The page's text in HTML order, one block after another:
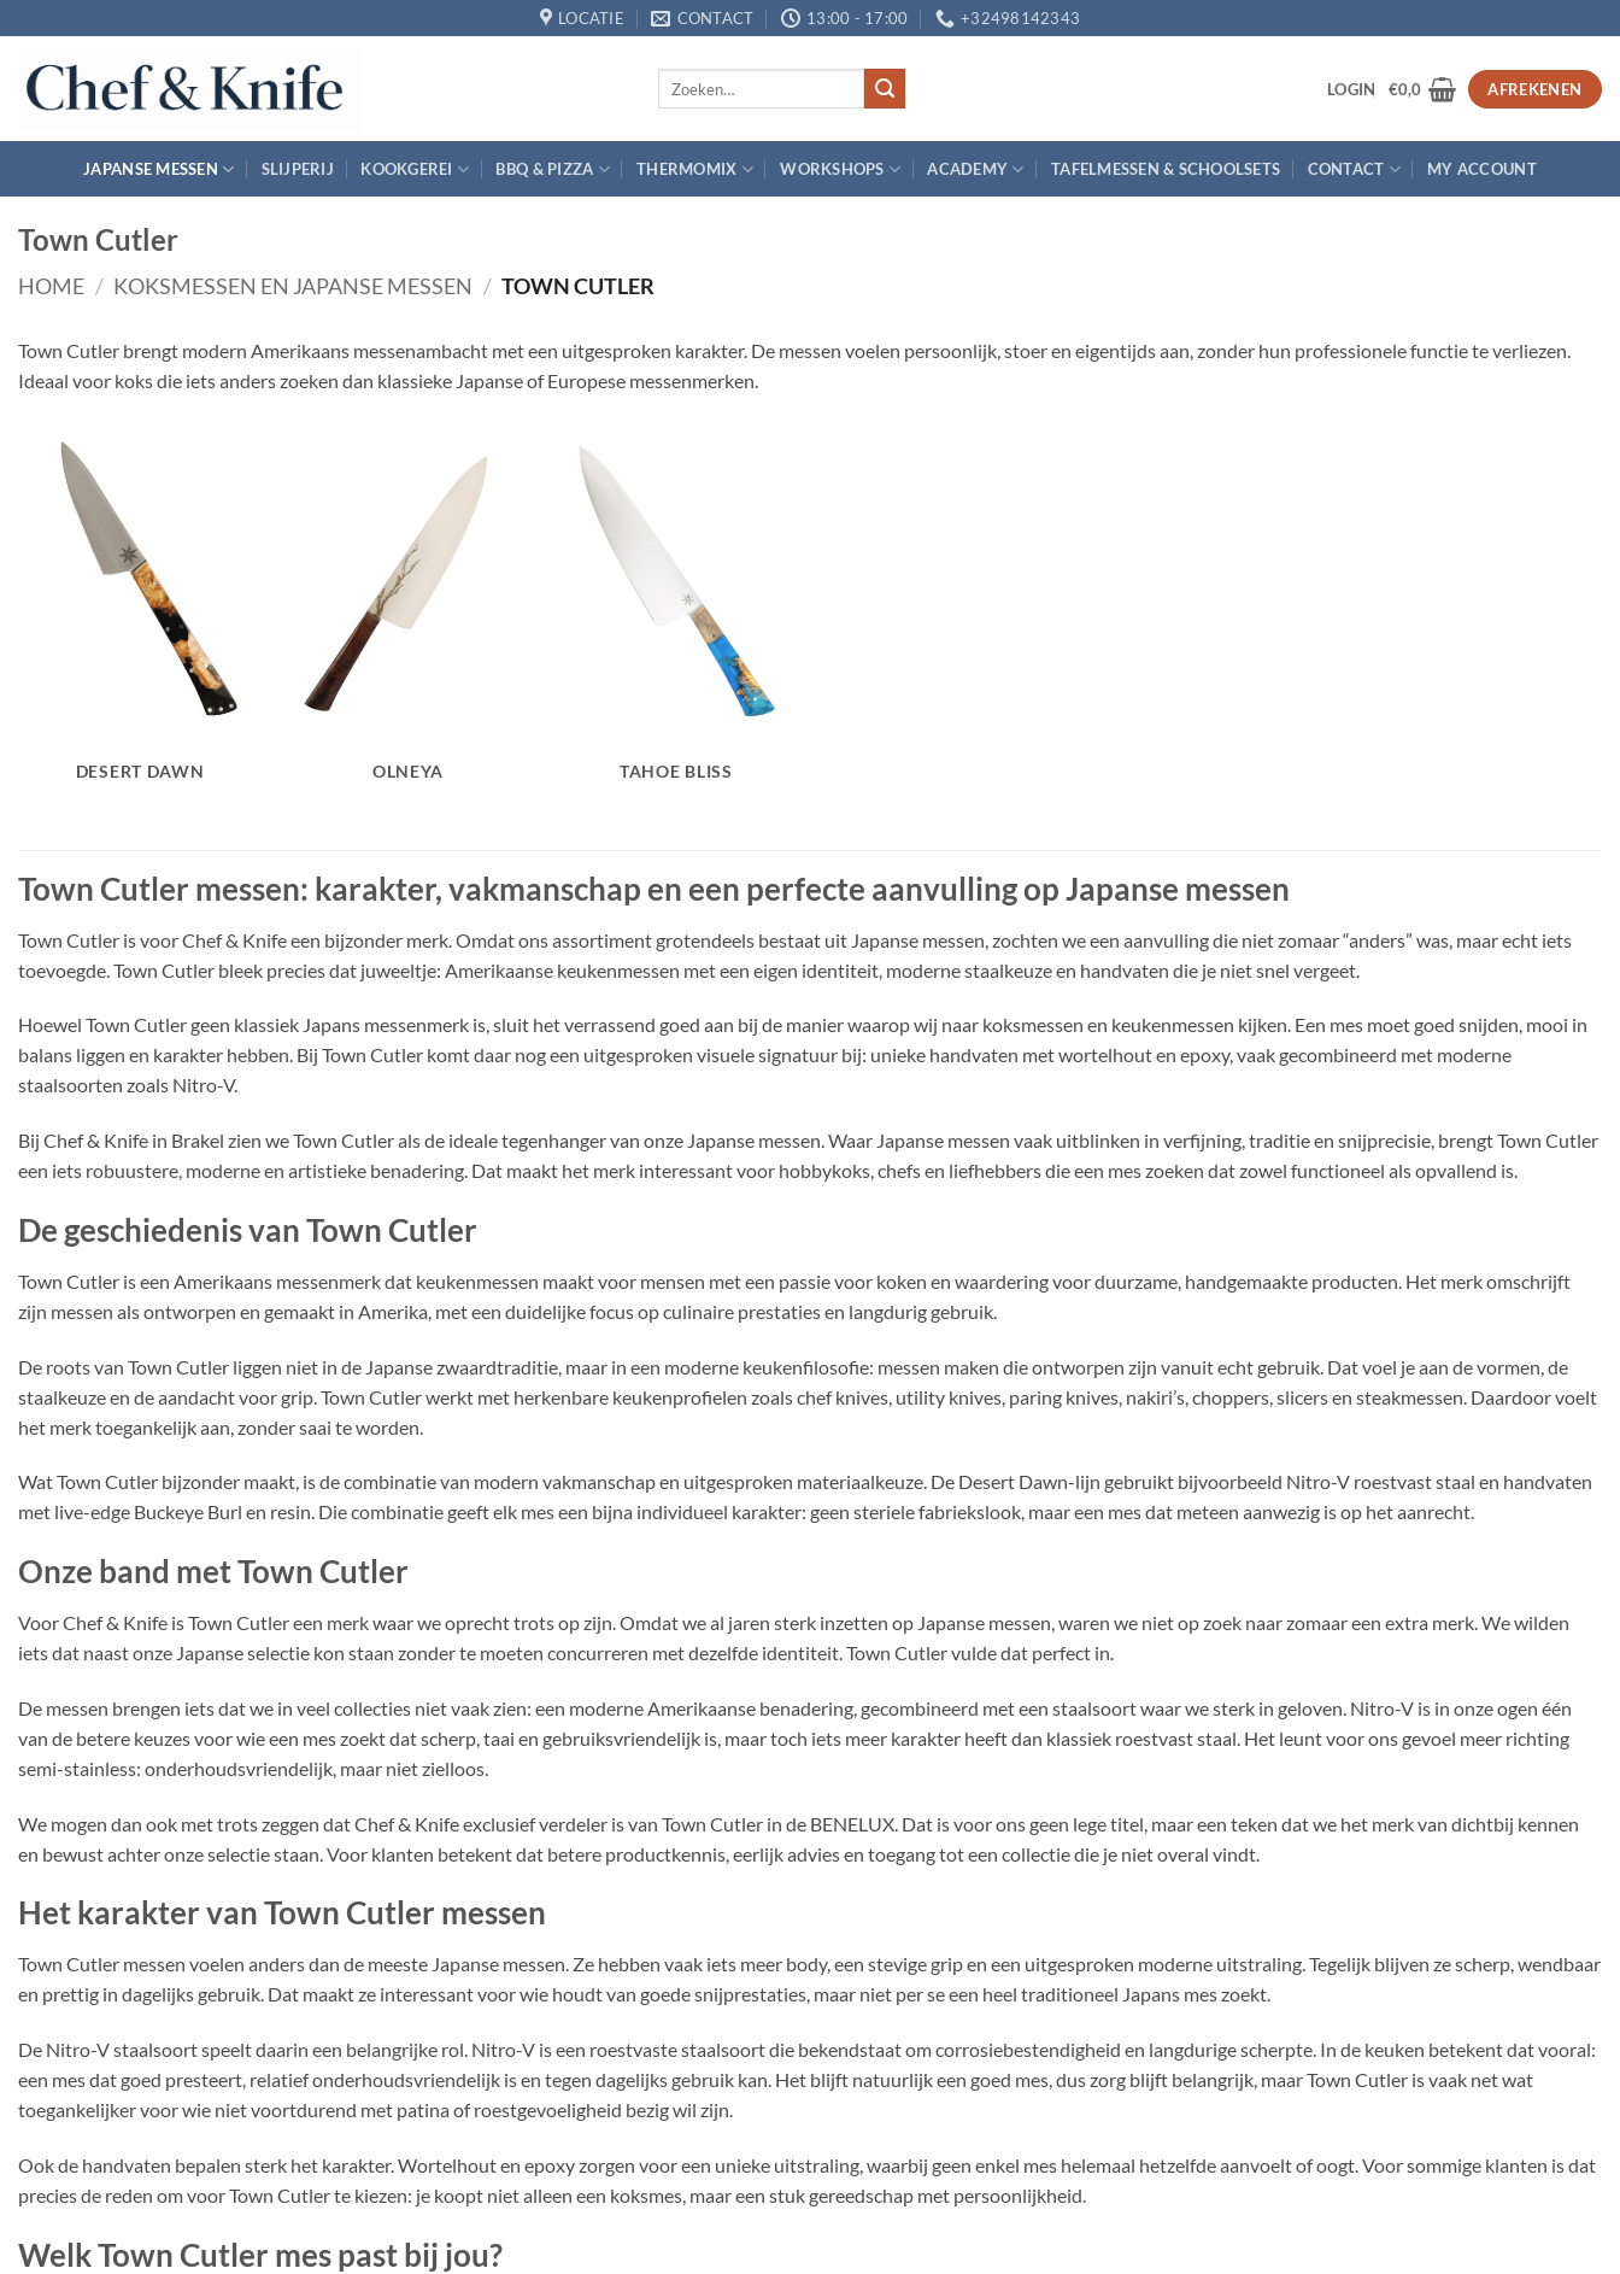
naar
inhoud
LOCATIE CONTACT 13:00 - 17:00 +32498142343
LOGIN €0,0 AFREKENEN
JAPANSE MESSEN SLIJPERIJ KOOKGEREI BBQ & PIZZA THERMOMIX WORKSHOPS ACADEMY TAFELMESSEN & SCHOOLSETS CONTACT MY ACCOUNT
Town Cutler
HOME / KOKSMESSEN EN JAPANSE MESSEN / TOWN CUTLER
Town Cutler brengt modern Amerikaans messenambacht met een uitgesproken karakter. De messen voelen persoonlijk, stoer en eigentijds aan, zonder hun professionele functie te verliezen.
Ideaal voor koks die iets anders zoeken dan klassieke Japanse of Europese messenmerken.
DESERT DAWN OLNEYA TAHOE BLISS
Town Cutler messen: karakter, vakmanschap en een perfecte aanvulling op Japanse messen
Town Cutler is voor Chef & Knife een bijzonder merk. Omdat ons assortiment grotendeels bestaat uit Japanse messen, zochten we een aanvulling die niet zomaar “anders” was, maar echt iets
toevoegde. Town Cutler bleek precies dat juweeltje: Amerikaanse keukenmessen met een eigen identiteit, moderne staalkeuze en handvaten die je niet snel vergeet.
Hoewel Town Cutler geen klassiek Japans messenmerk is, sluit het verrassend goed aan bij de manier waarop wij naar koksmessen en keukenmessen kijken. Een mes moet goed snijden, mooi in
balans liggen en karakter hebben. Bij Town Cutler komt daar nog een uitgesproken visuele signatuur bij: unieke handvaten met wortelhout en epoxy, vaak gecombineerd met moderne
staalsoorten zoals Nitro-V.
Bij Chef & Knife in Brakel zien we Town Cutler als de ideale tegenhanger van onze Japanse messen. Waar Japanse messen vaak uitblinken in verfijning, traditie en snijprecisie, brengt Town Cutler
een iets robuustere, moderne en artistieke benadering. Dat maakt het merk interessant voor hobbykoks, chefs en liefhebbers die een mes zoeken dat zowel functioneel als opvallend is.
De geschiedenis van Town Cutler
Town Cutler is een Amerikaans messenmerk dat keukenmessen maakt voor mensen met een passie voor koken en waardering voor duurzame, handgemaakte producten. Het merk omschrijft
zijn messen als ontworpen en gemaakt in Amerika, met een duidelijke focus op culinaire prestaties en langdurig gebruik.
De roots van Town Cutler liggen niet in de Japanse zwaardtraditie, maar in een moderne keukenfilosofie: messen maken die ontworpen zijn vanuit echt gebruik. Dat voel je aan de vormen, de
staalkeuze en de aandacht voor grip. Town Cutler werkt met herkenbare keukenprofielen zoals chef knives, utility knives, paring knives, nakiri’s, choppers, slicers en steakmessen. Daardoor voelt
het merk toegankelijk aan, zonder saai te worden.
Wat Town Cutler bijzonder maakt, is de combinatie van modern vakmanschap en uitgesproken materiaalkeuze. De Desert Dawn-lijn gebruikt bijvoorbeeld Nitro-V roestvast staal en handvaten
met live-edge Buckeye Burl en resin. Die combinatie geeft elk mes een bijna individueel karakter: geen steriele fabriekslook, maar een mes dat meteen aanwezig is op het aanrecht.
Onze band met Town Cutler
Voor Chef & Knife is Town Cutler een merk waar we oprecht trots op zijn. Omdat we al jaren sterk inzetten op Japanse messen, waren we niet op zoek naar zomaar een extra merk. We wilden
iets dat naast onze Japanse selectie kon staan zonder te moeten concurreren met dezelfde identiteit. Town Cutler vulde dat perfect in.
De messen brengen iets dat we in veel collecties niet vaak zien: een moderne Amerikaanse benadering, gecombineerd met een staalsoort waar we sterk in geloven. Nitro-V is in onze ogen één
van de betere keuzes voor wie een mes zoekt dat scherp, taai en gebruiksvriendelijk is, maar toch iets meer karakter heeft dan klassiek roestvast staal. Het leunt voor ons gevoel meer richting
semi-stainless: onderhoudsvriendelijk, maar niet zielloos.
We mogen dan ook met trots zeggen dat Chef & Knife exclusief verdeler is van Town Cutler in de BENELUX. Dat is voor ons geen lege titel, maar een teken dat we het merk van dichtbij kennen
en bewust achter onze selectie staan. Voor klanten betekent dat betere productkennis, eerlijk advies en toegang tot een collectie die je niet overal vindt.
Het karakter van Town Cutler messen
Town Cutler messen voelen anders dan de meeste Japanse messen. Ze hebben vaak iets meer body, een stevige grip en een uitgesproken moderne uitstraling. Tegelijk blijven ze scherp, wendbaar
en prettig in dagelijks gebruik. Dat maakt ze interessant voor wie houdt van goede snijprestaties, maar niet per se een heel traditioneel Japans mes zoekt.
De Nitro-V staalsoort speelt daarin een belangrijke rol. Nitro-V is een roestvaste staalsoort die bekendstaat om corrosiebestendigheid en langdurige scherpte. In de keuken betekent dat vooral:
een mes dat goed presteert, relatief onderhoudsvriendelijk is en tegen dagelijks gebruik kan. Het blijft natuurlijk een goed mes, dus zorg blijft belangrijk, maar Town Cutler is vaak net wat
toegankelijker voor wie niet voortdurend met patina of roestgevoeligheid bezig wil zijn.
Ook de handvaten bepalen sterk het karakter. Wortelhout en epoxy zorgen voor een unieke uitstraling, waarbij geen enkel mes helemaal hetzelfde aanvoelt of oogt. Voor sommige klanten is dat
precies de reden om voor Town Cutler te kiezen: je koopt niet alleen een koksmes, maar een stuk gereedschap met persoonlijkheid.
Welk Town Cutler mes past bij jou?